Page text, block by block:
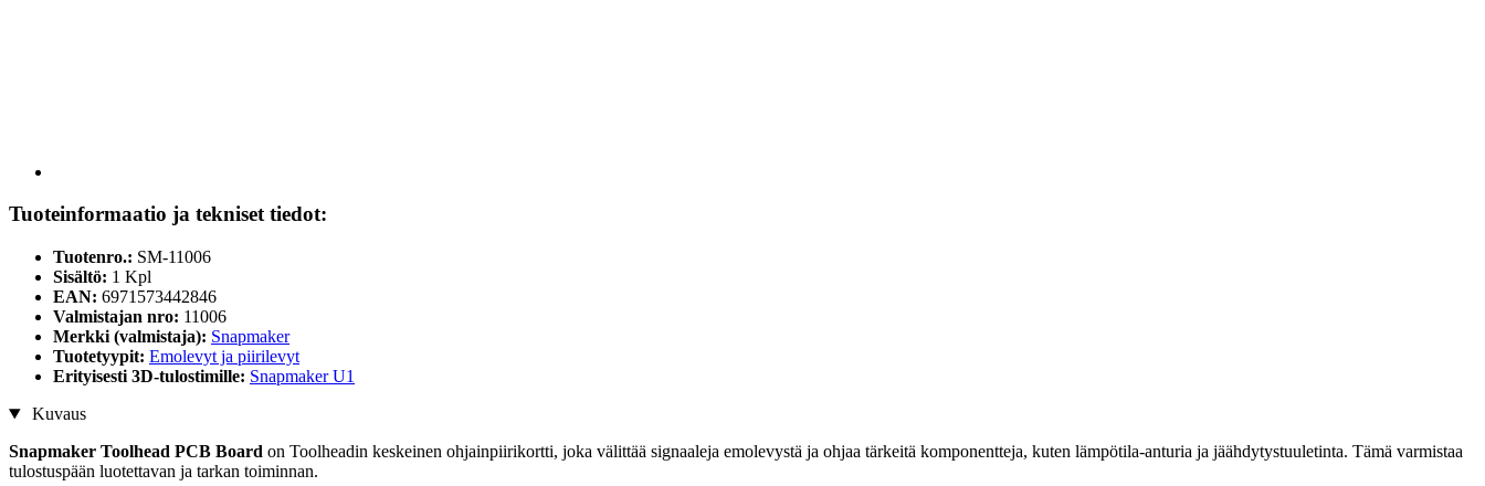
Tuoteinformaatio ja tekniset tiedot:
Tuotenro.: SM-11006
Sisältö: 1 Kpl
EAN: 6971573442846
Valmistajan nro: 11006
Merkki (valmistaja): Snapmaker
Tuotetyypit: Emolevyt ja piirilevyt
Erityisesti 3D-tulostimille: Snapmaker U1
Kuvaus
Snapmaker Toolhead PCB Board on Toolheadin keskeinen ohjainpiirikortti, joka välittää signaaleja emolevystä ja ohjaa tärkeitä komponentteja, kuten lämpötila-anturia ja jäähdytystuuletinta. Tämä varmistaa
tulostuspään luotettavan ja tarkan toiminnan.